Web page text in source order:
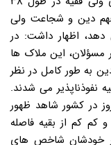
فهم دین و شجاعت ولی
دهد، اظهار داشت: در
این ملاک ها
به طور کامل در نظر
نفوذناپذیر می شدند.
در کشور شاهد ظهور
کم کم از بقیه فاصله
خودشان شاخص های